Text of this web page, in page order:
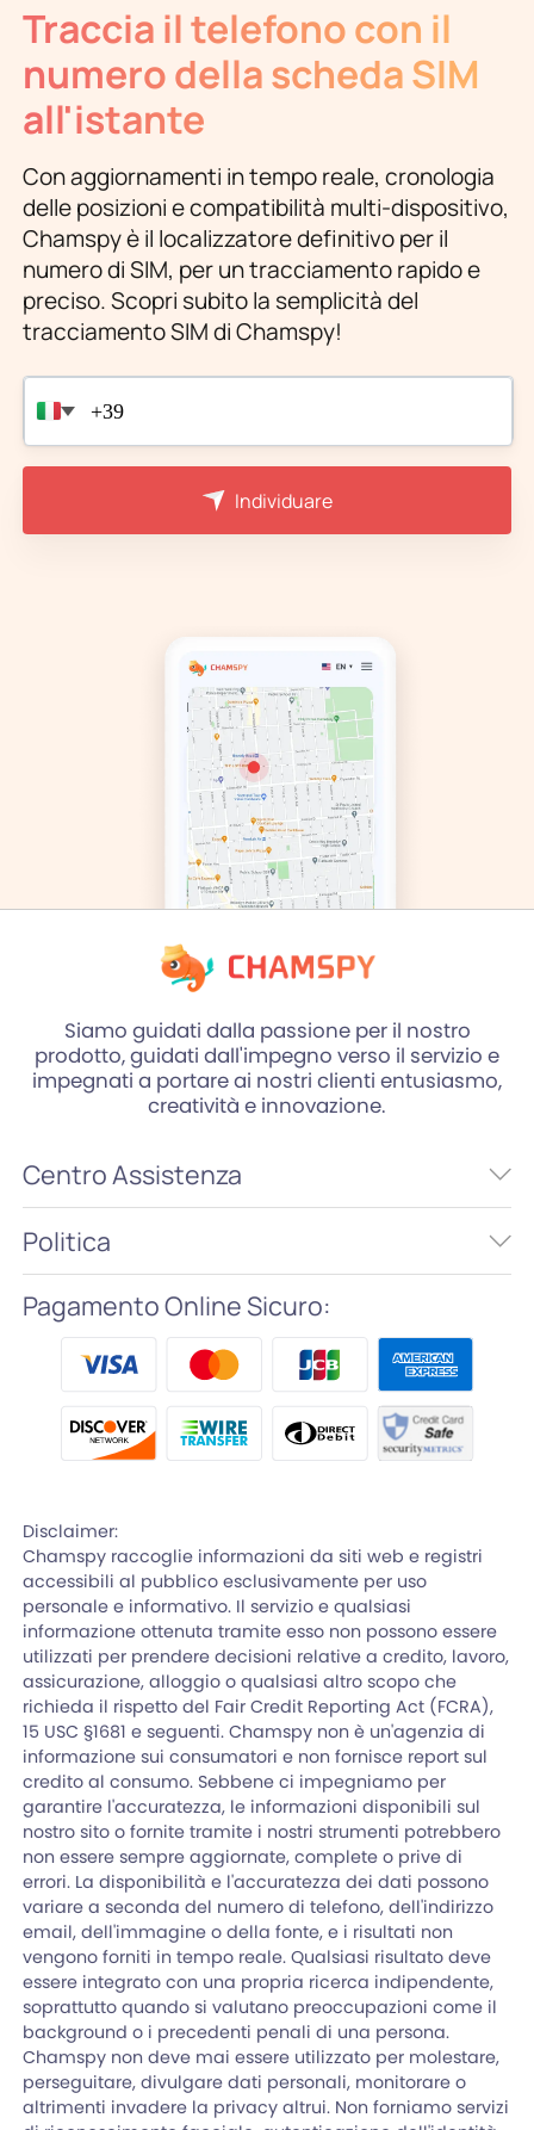
Traccia il telefono con il
numero della scheda SIM
all'istante
Con aggiornamenti in tempo reale, cronologia
delle posizioni e compatibilità multi-dispositivo,
Chamspy è il localizzatore definitivo per il
numero di SIM, per un tracciamento rapido e
preciso. Scopri subito la semplicità del
tracciamento SIM di Chamspy!
Individuare
Siamo guidati dalla passione per il nostro
prodotto, guidati dall'impegno verso il servizio e
impegnati a portare ai nostri clienti entusiasmo,
creatività e innovazione.
Centro Assistenza
Politica
Pagamento Online Sicuro:
Disclaimer:
Chamspy raccoglie informazioni da siti web e registri
accessibili al pubblico esclusivamente per uso
personale e informativo. Il servizio e qualsiasi
informazione ottenuta tramite esso non possono essere
utilizzati per prendere decisioni relative a credito, lavoro,
assicurazione, alloggio o qualsiasi altro scopo che
richieda il rispetto del Fair Credit Reporting Act (FCRA),
15 USC §1681 e seguenti. Chamspy non è un'agenzia di
informazione sui consumatori e non fornisce report sul
credito al consumo. Sebbene ci impegniamo per
garantire l'accuratezza, le informazioni disponibili sul
nostro sito o fornite tramite i nostri strumenti potrebbero
non essere sempre aggiornate, complete o prive di
errori. La disponibilità e l'accuratezza dei dati possono
variare a seconda del numero di telefono, dell'indirizzo
email, dell'immagine o della fonte, e i risultati non
vengono forniti in tempo reale. Qualsiasi risultato deve
essere integrato con una propria ricerca indipendente,
soprattutto quando si valutano preoccupazioni come il
background o i precedenti penali di una persona.
Chamspy non deve mai essere utilizzato per molestare,
perseguitare, divulgare dati personali, monitorare o
altrimenti invadere la privacy altrui. Non forniamo servizi